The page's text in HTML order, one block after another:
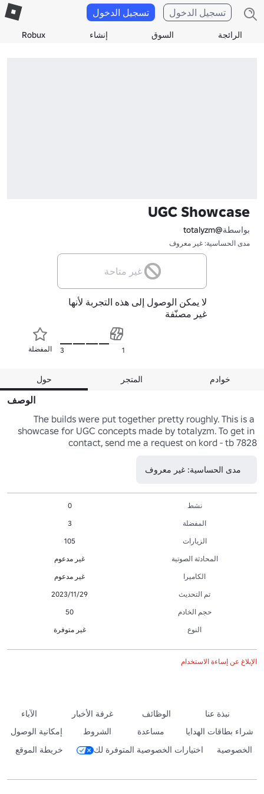
الرائجة السوق إنشاء Robux
تسجيل الدخول تسجيل الدخول
UGC Showcase
بواسطة@totalyzm
مدى الحساسية: غير معروف
غير متاحة
لا يمكن الوصول إلى هذه التجربة لأنها
غير مصنّفة
المفضلة 3 1
حول المتجر خوادم
الوصف
The builds were put together pretty roughly. This is a
showcase for UGC concepts made by totalyzm. To get in
contact, send me a request on kord - tb 7828
مدى الحساسية: غير معروف
نشط
0
المفضلة
3
الزيارات
105
المحادثة الصوتية
غير مدعوم
الكاميرا
غير مدعوم
تم التحديث
29‏/11‏/2023
حجم الخادم
50
النوع
غير متوفرة
الإبلاغ عن إساءة الاستخدام
نبذة عنا الوظائف غرفة الأخبار
الآباء
شراء بطاقات الهدايا
مساعدة الشروط
إمكانية الوصول
الخصوصية
اختيارات الخصوصية المتوفرة لك خريطة الموقع